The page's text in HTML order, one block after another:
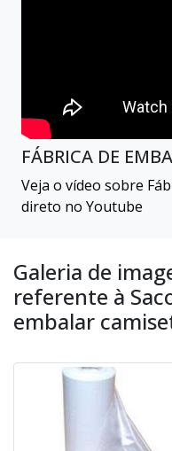
FÁBRICA DE
Veja o vídeo sobre
direto no Youtube
Galeria de
referente à
embalar